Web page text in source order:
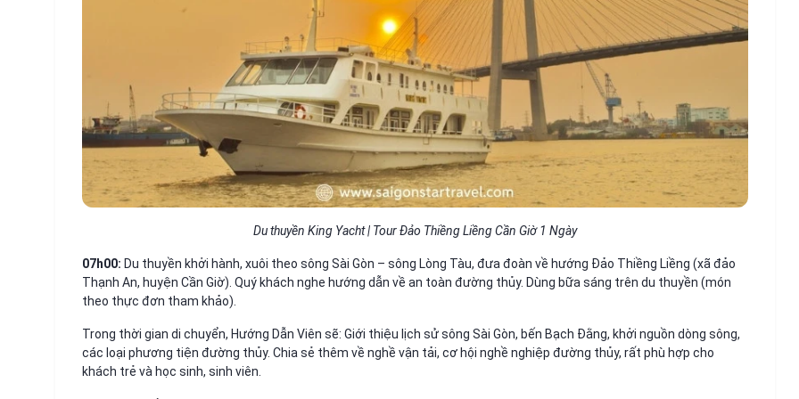
Du thuyền King Yacht | Tour Đảo Thiềng Liềng Cần Giờ 1 Ngày
07h00: Du thuyền khởi hành, xuôi theo sông Sài Gòn – sông Lòng Tàu, đưa đoàn về hướng Đảo Thiềng Liềng (xã đảo
Thạnh An, huyện Cần Giờ). Quý khách nghe hướng dẫn về an toàn đường thủy. Dùng bữa sáng trên du thuyền (món
theo thực đơn tham khảo).
Trong thời gian di chuyển, Hướng Dẫn Viên sẽ: Giới thiệu lịch sử sông Sài Gòn, bến Bạch Đằng, khởi nguồn dòng sông,
các loại phương tiện đường thủy. Chia sẻ thêm về nghề vận tải, cơ hội nghề nghiệp đường thủy, rất phù hợp cho
khách trẻ và học sinh, sinh viên.